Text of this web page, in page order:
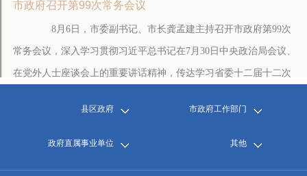
县区政府 市政府工作部门
政府直属事业单位 其他